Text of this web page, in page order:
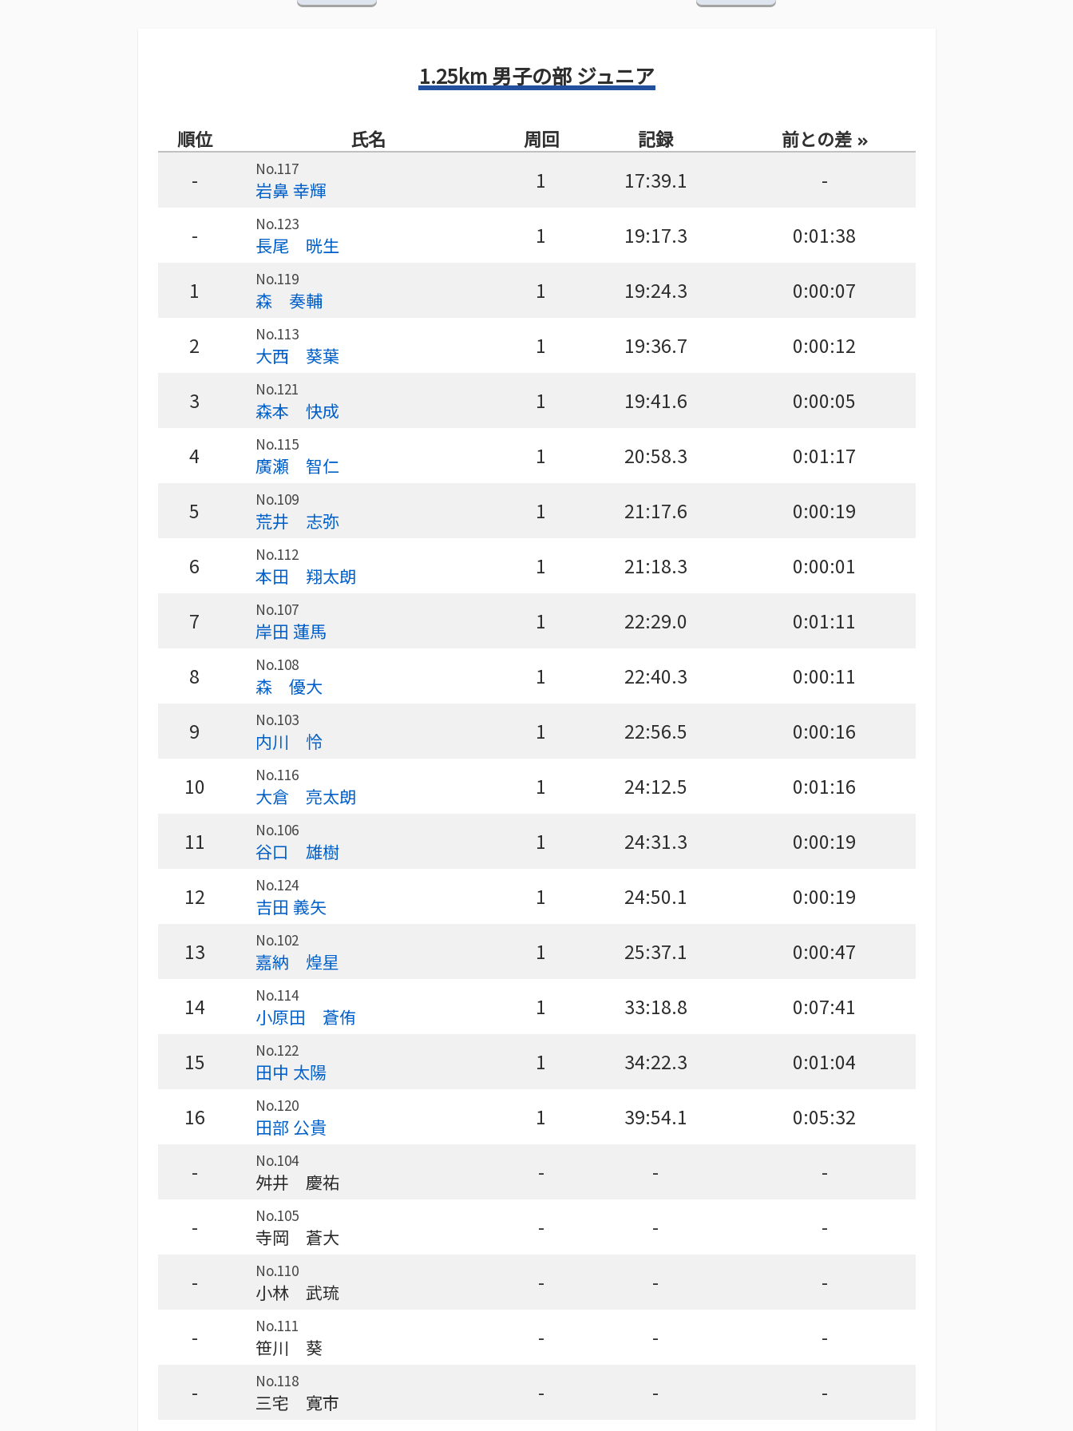
1.25km 男子の部 ジュニア
順位 氏名 周回 記録 前との差
- No.117
岩鼻 幸輝 1 17:39.1 -
- No.123
長尾 晄生 1 19:17.3 0:01:38
1 No.119
森 奏輔 1 19:24.3 0:00:07
2 No.113
大西 葵葉 1 19:36.7 0:00:12
3 No.121
森本 快成 1 19:41.6 0:00:05
4 No.115
廣瀬 智仁 1 20:58.3 0:01:17
5 No.109
荒井 志弥 1 21:17.6 0:00:19
6 No.112
本田 翔太朗 1 21:18.3 0:00:01
7 No.107
岸田 蓮馬 1 22:29.0 0:01:11
8 No.108
森 優大 1 22:40.3 0:00:11
9 No.103
内川 怜 1 22:56.5 0:00:16
10 No.116
大倉 亮太朗 1 24:12.5 0:01:16
11 No.106
谷口 雄樹 1 24:31.3 0:00:19
12 No.124
吉田 義矢 1 24:50.1 0:00:19
13 No.102
嘉納 煌星 1 25:37.1 0:00:47
14 No.114
小原田 蒼侑 1 33:18.8 0:07:41
15 No.122
田中 太陽 1 34:22.3 0:01:04
16 No.120
田部 公貴 1 39:54.1 0:05:32
- No.104
舛井 慶祐 - - -
- No.105
寺岡 蒼大 - - -
- No.110
小林 武琉 - - -
- No.111
笹川 葵 - - -
- No.118
三宅 寛市 - - -